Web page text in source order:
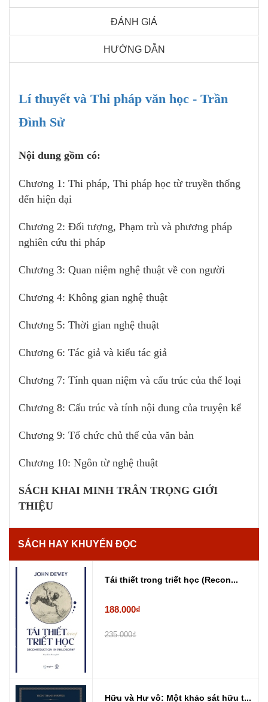
ĐÁNH GIÁ
HƯỚNG DẪN
Lí thuyết và Thi pháp văn học - Trần
Đình Sử
Nội dung gồm có:
Chương 1: Thi pháp, Thi pháp học từ truyền thống
đến hiện đại
Chương 2: Đối tượng, Phạm trù và phương pháp
nghiên cứu thi pháp
Chương 3: Quan niệm nghệ thuật về con người
Chương 4: Không gian nghệ thuật
Chương 5: Thời gian nghệ thuật
Chương 6: Tác giả và kiểu tác giả
Chương 7: Tính quan niệm và cấu trúc của thể loại
Chương 8: Cấu trúc và tính nội dung của truyện kể
Chương 9: Tổ chức chủ thể của văn bản
Chương 10: Ngôn từ nghệ thuật
SÁCH KHAI MINH TRÂN TRỌNG GIỚI
THIỆU
SÁCH HAY KHUYẾN ĐỌC
Tái thiết trong triết học (Recon...
188.000₫
235.000₫
Hữu và Hư vô: Một khảo sát hữu t...